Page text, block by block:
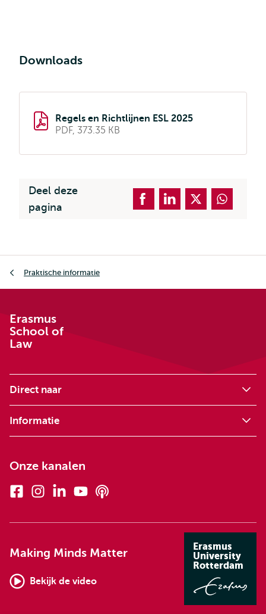
Downloads
Regels en Richtlijnen ESL 2025
PDF, 373.35 KB
Deel deze
pagina
Praktische informatie
Erasmus
School of
Law
Direct naar
Informatie
Onze kanalen
FacebookInstagramLinkedinYoutube
Making Minds Matter
Bekijk de video
Erasmus
University
Rotterdam